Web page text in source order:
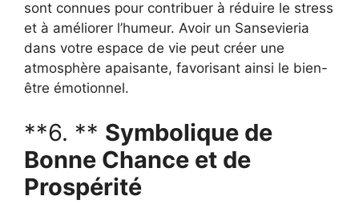
sont connues pour contribuer à réduire le stress
et à améliorer l’humeur. Avoir un Sansevieria
dans votre espace de vie peut créer une
atmosphère apaisante, favorisant ainsi le bien-
être émotionnel.
**6. ** Symbolique de
Bonne Chance et de
Prospérité